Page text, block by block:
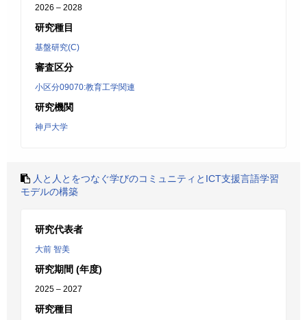
2026 – 2028
研究種目
基盤研究(C)
審査区分
小区分09070:教育工学関連
研究機関
神戸大学
人と人とをつなぐ学びのコミュニティとICT支援言語学習
モデルの構築
研究代表者
大前 智美
研究期間 (年度)
2025 – 2027
研究種目